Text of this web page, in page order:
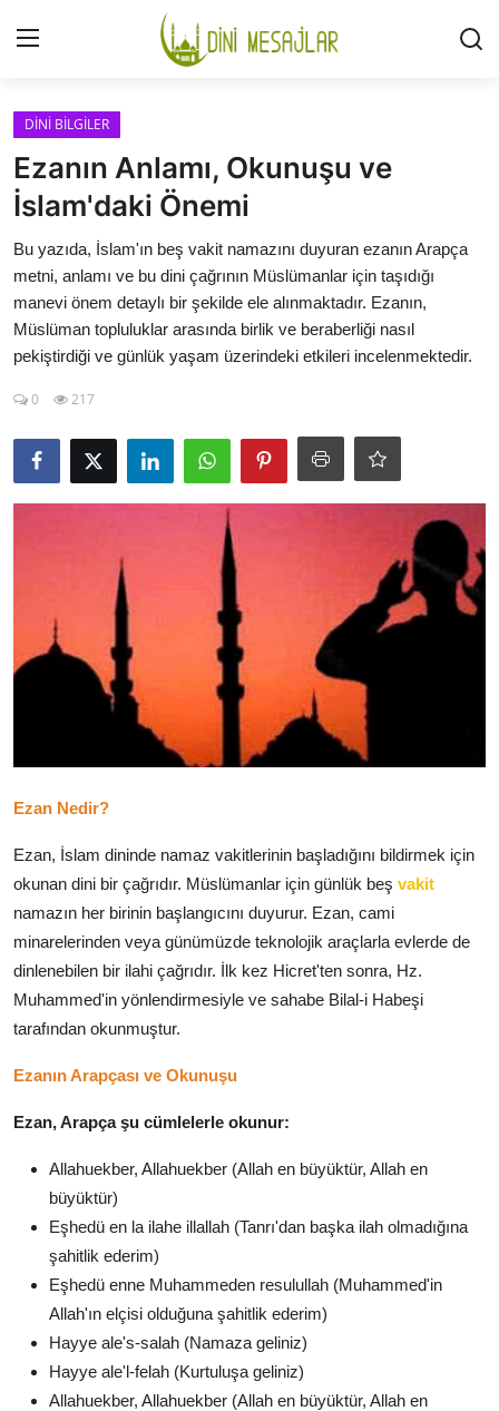
Giriş
İLETİŞİM
GÜNDEM
HAKKIMIZDA
DESTEKLİYORUM
SURELER
NAMAZ
DİNİ MESAJLAR
KISSADAN HİSSE
DİNİ BİLGİLER
Ezanın Anlamı, Okunuşu ve
İslam'daki Önemi
Bu yazıda, İslam'ın beş vakit namazını duyuran ezanın Arapça
metni, anlamı ve bu dini çağrının Müslümanlar için taşıdığı
manevi önem detaylı bir şekilde ele alınmaktadır. Ezanın,
Müslüman topluluklar arasında birlik ve beraberliği nasıl
pekiştirdiği ve günlük yaşam üzerindeki etkileri incelenmektedir.
0 217
Ezan Nedir?
Ezan, İslam dininde namaz vakitlerinin başladığını bildirmek için
okunan dini bir çağrıdır. Müslümanlar için günlük beş vakit
namazın her birinin başlangıcını duyurur. Ezan, cami
minarelerinden veya günümüzde teknolojik araçlarla evlerde de
dinlenebilen bir ilahi çağrıdır. İlk kez Hicret'ten sonra, Hz.
Muhammed'in yönlendirmesiyle ve sahabe Bilal-i Habeşi
tarafından okunmuştur.
Ezanın Arapçası ve Okunuşu
Ezan, Arapça şu cümlelerle okunur:
Allahuekber, Allahuekber (Allah en büyüktür, Allah en
büyüktür)
Eşhedü en la ilahe illallah (Tanrı'dan başka ilah olmadığına
şahitlik ederim)
Eşhedü enne Muhammeden resulullah (Muhammed'in
Allah'ın elçisi olduğuna şahitlik ederim)
Hayye ale's-salah (Namaza geliniz)
Hayye ale'l-felah (Kurtuluşa geliniz)
Allahuekber, Allahuekber (Allah en büyüktür, Allah en